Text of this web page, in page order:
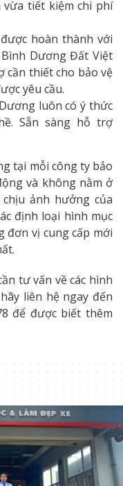
tiết kiệm chi phí
hoàn thành với
Dương Đất Việt
cần thiết cho bảo vệ
yêu cầu.
luôn có ý thức
Sẵn sàng hỗ trợ
tại mỗi công ty bảo
và không nằm ở
chịu ảnh hưởng của
định loại hình mục
đơn vị cung cấp mới
tư vấn về các hình
liên hệ ngay đến
để được biết thêm